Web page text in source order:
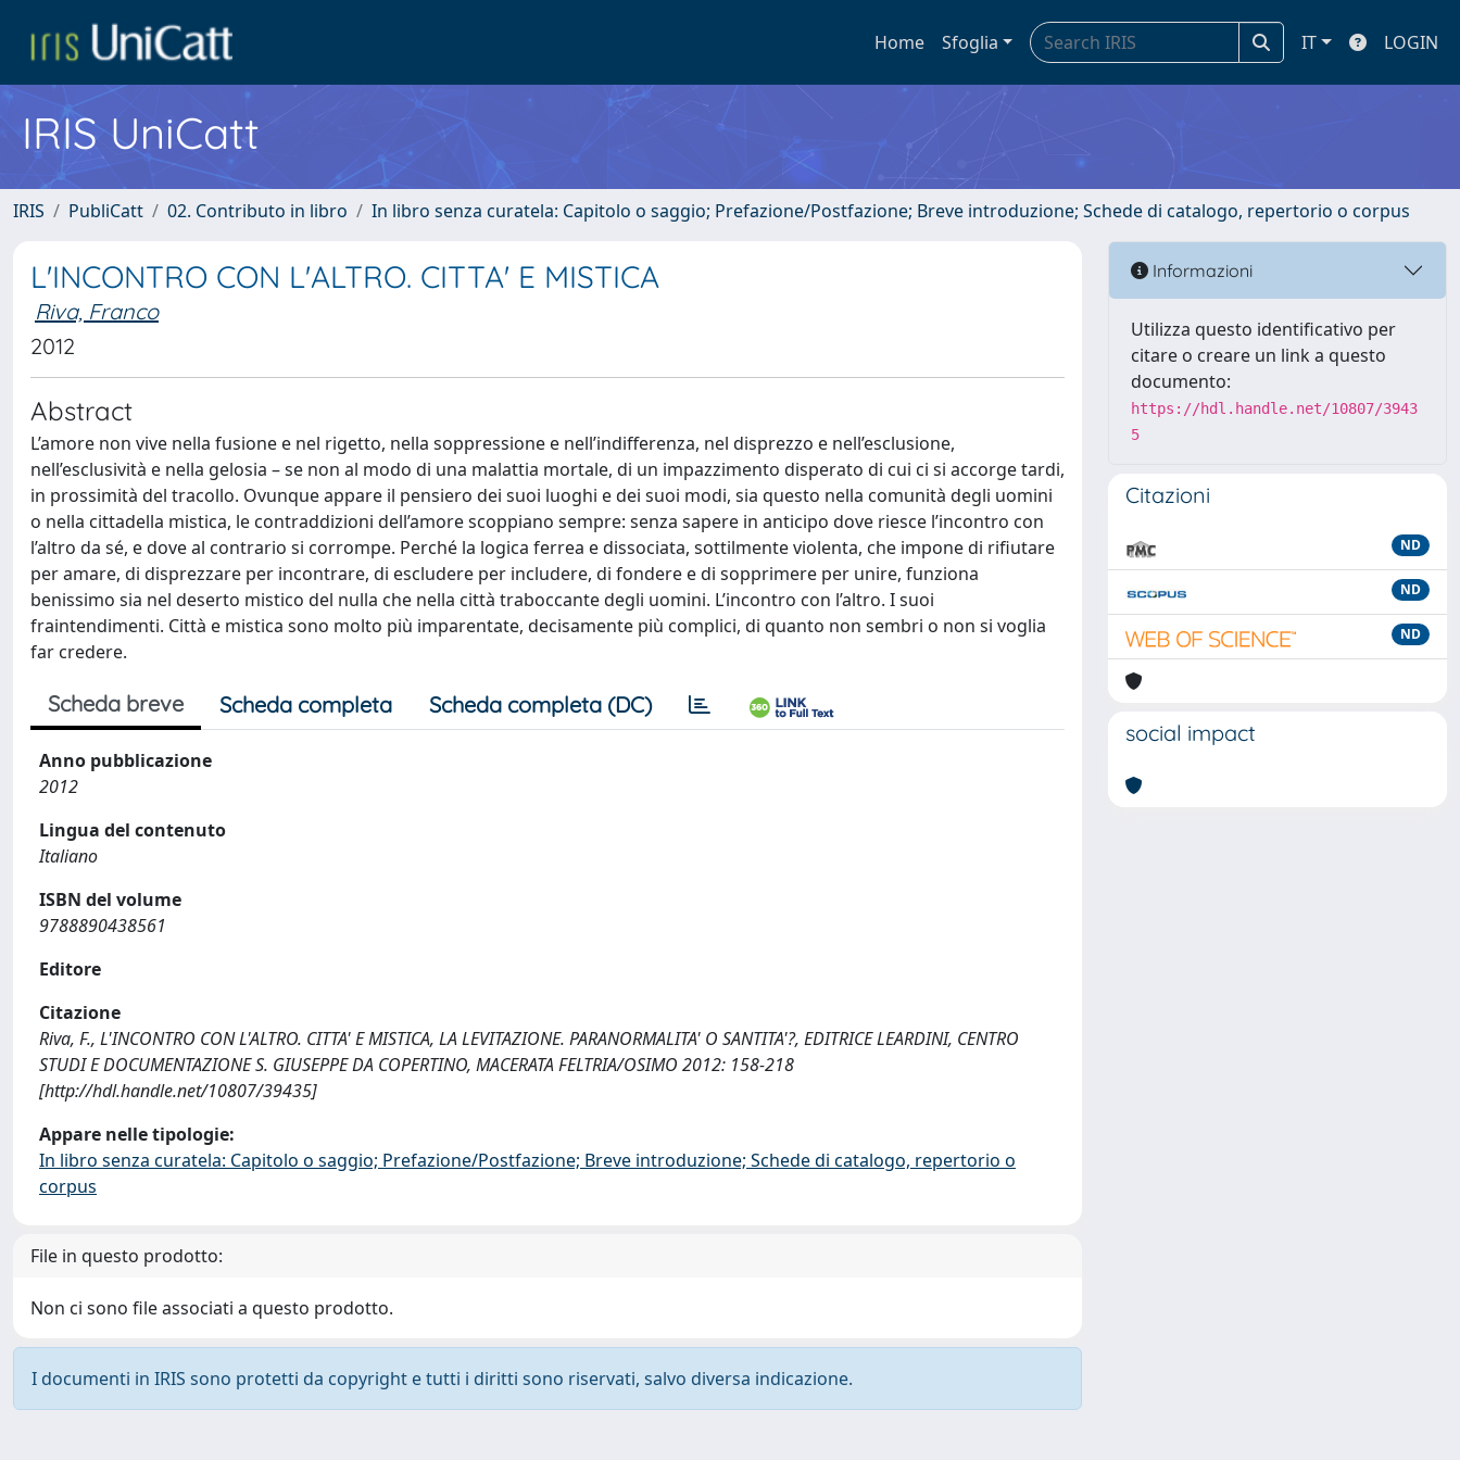
Home Sfoglia IT LOGIN
IRIS UniCatt
IRIS PubliCatt 02. Contributo in libro In libro senza curatela: Capitolo o saggio; Prefazione/Postfazione; Breve introduzione; Schede di catalogo, repertorio o corpus
L'INCONTRO CON L'ALTRO. CITTA' E MISTICA
Riva, Franco
2012
Abstract
L’amore non vive nella fusione e nel rigetto, nella soppressione e nell’indifferenza, nel disprezzo e nell’esclusione,
nell’esclusività e nella gelosia – se non al modo di una malattia mortale, di un impazzimento disperato di cui ci si accorge tardi,
in prossimità del tracollo. Ovunque appare il pensiero dei suoi luoghi e dei suoi modi, sia questo nella comunità degli uomini
o nella cittadella mistica, le contraddizioni dell’amore scoppiano sempre: senza sapere in anticipo dove riesce l’incontro con
l’altro da sé, e dove al contrario si corrompe. Perché la logica ferrea e dissociata, sottilmente violenta, che impone di rifiutare
per amare, di disprezzare per incontrare, di escludere per includere, di fondere e di sopprimere per unire, funziona
benissimo sia nel deserto mistico del nulla che nella città traboccante degli uomini. L’incontro con l’altro. I suoi
fraintendimenti. Città e mistica sono molto più imparentate, decisamente più complici, di quanto non sembri o non si voglia
far credere.
Scheda breve Scheda completa Scheda completa (DC)
Anno pubblicazione
2012
Lingua del contenuto
Italiano
ISBN del volume
9788890438561
Editore
Citazione
Riva, F., L'INCONTRO CON L'ALTRO. CITTA' E MISTICA, LA LEVITAZIONE. PARANORMALITA' O SANTITA'?, EDITRICE LEARDINI, CENTRO
STUDI E DOCUMENTAZIONE S. GIUSEPPE DA COPERTINO, MACERATA FELTRIA/OSIMO 2012: 158-218
[http://hdl.handle.net/10807/39435]
Appare nelle tipologie:
In libro senza curatela: Capitolo o saggio; Prefazione/Postfazione; Breve introduzione; Schede di catalogo, repertorio o
corpus
File in questo prodotto:
Non ci sono file associati a questo prodotto.
I documenti in IRIS sono protetti da copyright e tutti i diritti sono riservati, salvo diversa indicazione.
Informazioni
Utilizza questo identificativo per
citare o creare un link a questo
documento:
https://hdl.handle.net/10807/3943
5
Citazioni
ND
ND
ND
social impact